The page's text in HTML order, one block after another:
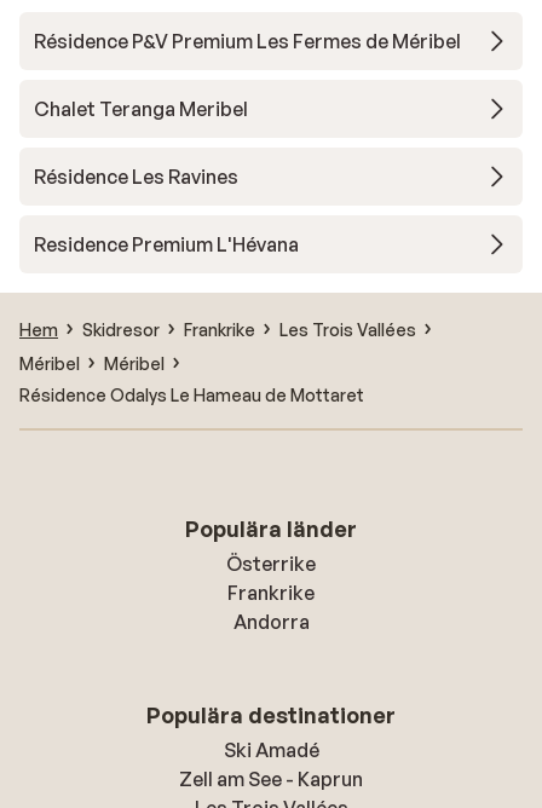
Résidence P&V Premium Les Fermes de Méribel
Chalet Teranga Meribel
Résidence Les Ravines
Residence Premium L'Hévana
Hem Skidresor Frankrike
Les Trois Vallées
Méribel
Méribel
Résidence Odalys Le Hameau de Mottaret
Populära länder
Österrike
Frankrike
Andorra
Populära destinationer
Ski Amadé
Zell am See - Kaprun